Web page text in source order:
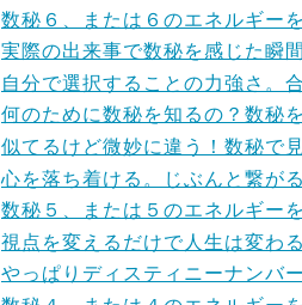
数秘６、または６のエネルギー
実際の出来事で数秘を感じた瞬
自分で選択することの力強さ。
何のために数秘を知るの？数秘
似てるけど微妙に違う！数秘で
心を落ち着ける。じぶんと繋がる
数秘５、または５のエネルギー
視点を変えるだけで人生は変わ
やっぱりディスティニーナンバ